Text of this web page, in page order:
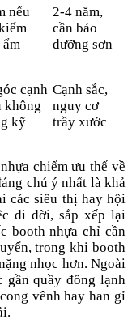
nếu
2-4 năm,
cần bảo
dưỡng sơn
cạnh
không
kỹ
Cạnh sắc,
nguy cơ
trầy xước
chiếm ưu thế về
chú ý nhất là khả
các siêu thị hay hội
di dời, sắp xếp lại
booth nhựa chỉ cần
trong khi booth
nhọc hơn. Ngoài
quầy đông lạnh
vênh hay han gỉ